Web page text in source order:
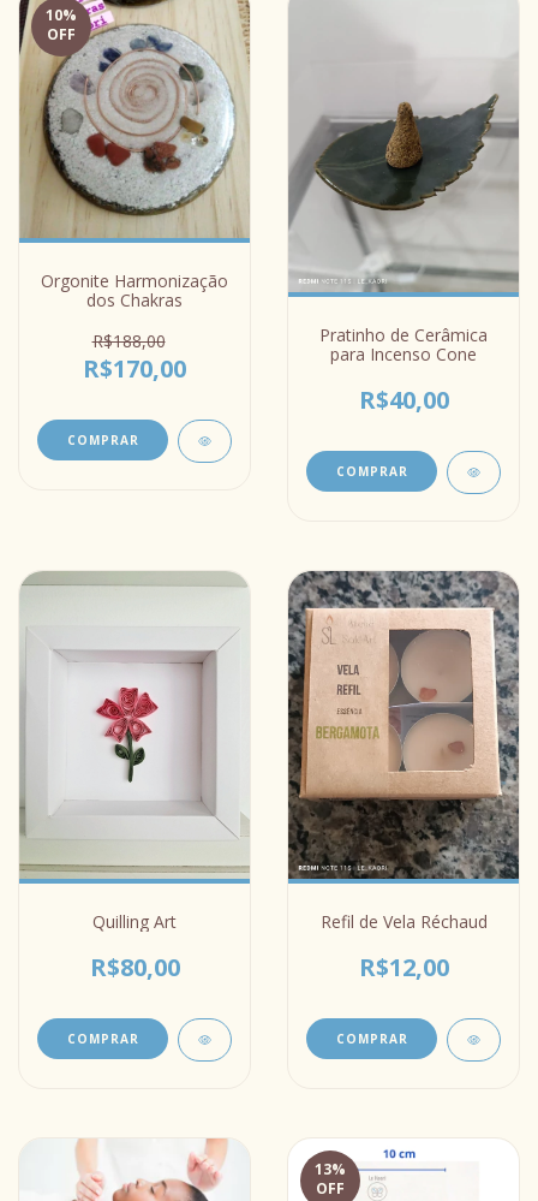
10%
OFF
Orgonite Harmonização
dos Chakras
R$188,00
R$170,00
Pratinho de Cerâmica
para Incenso Cone
R$40,00
COMPRAR
Quilling Art
R$80,00
COMPRAR
Refil de Vela Réchaud
R$12,00
COMPRAR
13%
OFF